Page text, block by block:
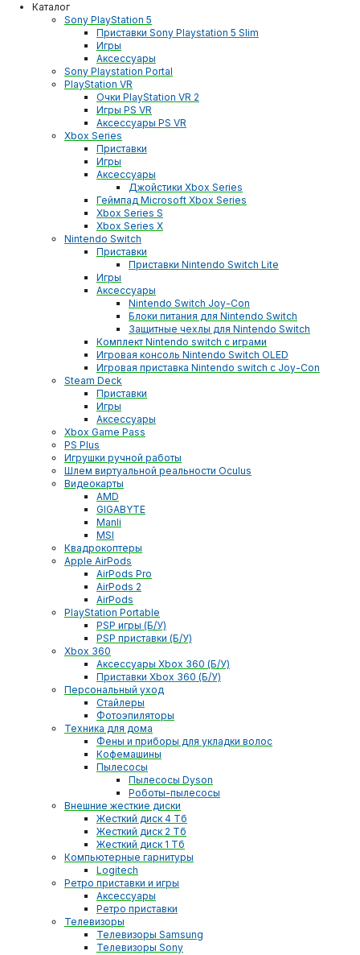
Каталог
Sony PlayStation 5
Приставки Sony Playstation 5 Slim
Игры
Аксессуары
Sony Playstation Portal
PlayStation VR
Очки PlayStation VR 2
Игры PS VR
Аксессуары PS VR
Xbox Series
Приставки
Игры
Аксессуары
Джойстики Xbox Series
Геймпад Microsoft Xbox Series
Xbox Series S
Xbox Series X
Nintendo Switch
Приставки
Приставки Nintendo Switch Lite
Игры
Аксессуары
Nintendo Switch Joy-Con
Блоки питания для Nintendo Switch
Защитные чехлы для Nintendo Switch
Комплект Nintendo switch с играми
Игровая консоль Nintendo Switch OLED
Игровая приставка Nintendo switch с Joy-Con
Steam Deck
Приставки
Игры
Аксессуары
Xbox Game Pass
PS Plus
Игрушки ручной работы
Шлем виртуальной реальности Oculus
Видеокарты
AMD
GIGABYTE
Manli
MSI
Квадрокоптеры
Apple AirPods
AirPods Pro
AirPods 2
AirPods
PlayStation Portable
PSP игры (Б/У)
PSP приставки (Б/У)
Xbox 360
Аксессуары Xbox 360 (Б/У)
Приставки Xbox 360 (Б/У)
Персональный уход
Стайлеры
Фотоэпиляторы
Техника для дома
Фены и приборы для укладки волос
Кофемашины
Пылесосы
Пылесосы Dyson
Роботы-пылесосы
Внешние жесткие диски
Жесткий диск 4 Тб
Жесткий диск 2 Тб
Жесткий диск 1 Тб
Компьютерные гарнитуры
Logitech
Ретро приставки и игры
Аксессуары
Ретро приставки
Телевизоры
Телевизоры Samsung
Телевизоры Sony